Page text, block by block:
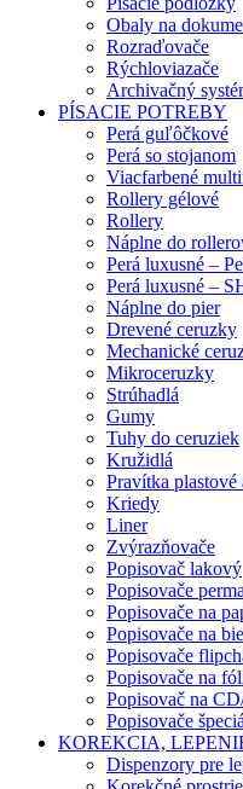
Obaly na
Rozraďovače
Rýchloviazače
Archivačný
PÍSACIE POTREBY
Perá guľôčkové
Perá so stojanom
Viacfarbené
Rollery gélové
Rollery
Náplne do
Perá luxusné –
Perá luxusné –
Náplne do pier
Drevené ceruzky
Mechanické
Mikroceruzky
Strúhadlá
Gumy
Tuhy do ceruziek
Kružidlá
Pravítka
Kriedy
Liner
Zvýrazňovače
Popisovač lakový
Popisovače
Popisovače na
Popisovače na
Popisovače
Popisovače na
Popisovač na
Popisovače
KOREKCIA,
Dispenzory pre